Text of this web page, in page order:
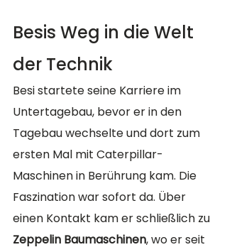
Besis Weg in die Welt
der Technik
Besi startete seine Karriere im
Untertagebau, bevor er in den
Tagebau wechselte und dort zum
ersten Mal mit Caterpillar-
Maschinen in Berührung kam. Die
Faszination war sofort da. Über
einen Kontakt kam er schließlich zu
Zeppelin Baumaschinen, wo er seit